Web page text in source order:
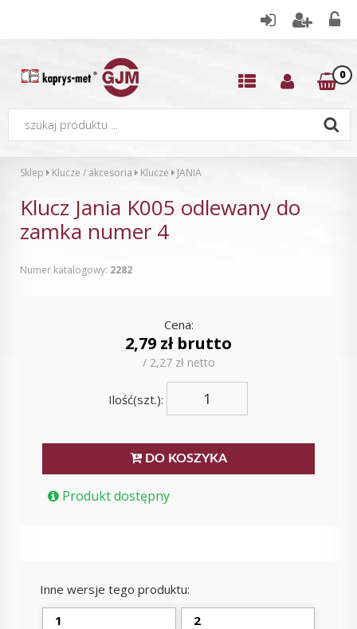
0
Sklep Klucze / akcesoria Klucze JANIA
Klucz Jania K005 odlewany do
zamka numer 4
Numer katalogowy: 2282
Cena:
2,79 zł brutto
/ 2,27 zł netto
Ilość(szt.):
DO KOSZYKA
Produkt dostępny
Inne wersje tego produktu:
1
2